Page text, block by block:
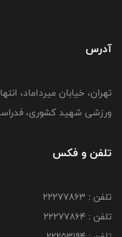
آدرس
تهران، خیابان میرداماد،
ورزشی شهید کشوری،
تلفن و فکس
تلفن : 22277863
تلفن : 22277864